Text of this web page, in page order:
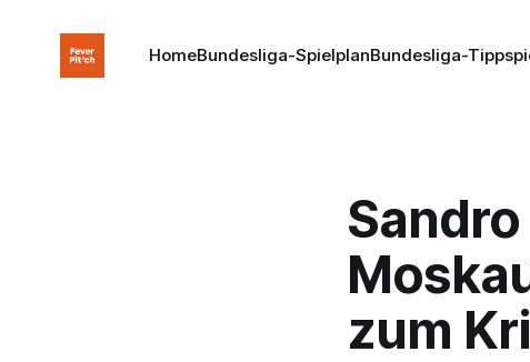
HomeBundesliga-SpielplanBundesliga-
zum